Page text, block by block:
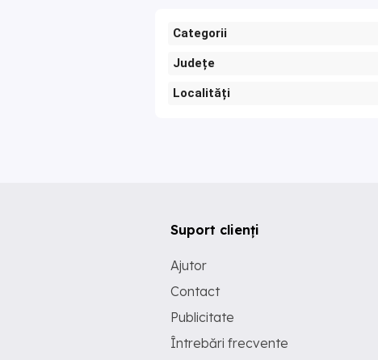
Categorii
Județe
Localități
Suport clienți
Ajutor
Contact
Publicitate
Întrebări frecvente